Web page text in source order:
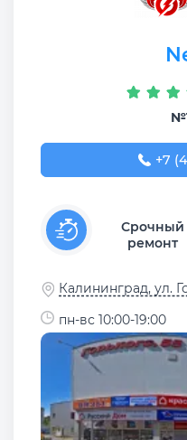
+7+7
Срочный
ремонт
Калининград, ул.
пн-вс 10:00-19:00